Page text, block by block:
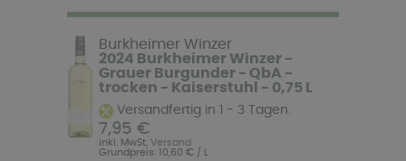
Burkheimer Winzer
2024 Burkheimer Winzer -
Grauer Burgunder - QbA -
trocken - Kaiserstuhl - 0,75 L
Versandfertig in 1 - 3 Tagen.
7,95 €
inkl. MwSt, Versand
Grundpreis: 10,60 € / L